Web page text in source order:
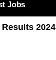
Jobs
2024